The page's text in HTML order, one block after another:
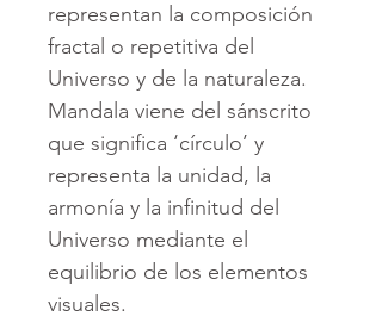
representan la composición
fractal o repetitiva del
Universo y de la naturaleza.
Mandala viene del sánscrito
que significa ‘círculo’ y
representa la unidad, la
armonía y la infinitud del
Universo mediante el
equilibrio de los elementos
visuales.